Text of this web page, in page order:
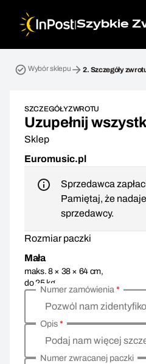
|Szybkie
Wybór sklepu 2. Szczegóły
SZCZEGÓŁY ZWROTU
Uzupełnij
Sklep
Euromusic.pl
Sprzedawca
Pamiętaj, że
sprzedawcy.
Rozmiar paczki
Mała
maks. 8 × 38 × 64 cm,
do 25 kg
Pozwól nam
Numer zamówienia*
Opis*
Numer zwracanej paczki